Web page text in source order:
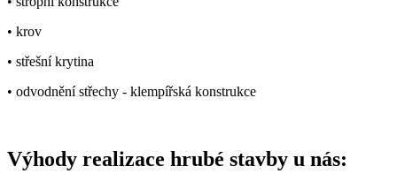
• krov
• střešní krytina
• odvodnění střechy - klempířská konstrukce
Výhody realizace hrubé stavby u nás: